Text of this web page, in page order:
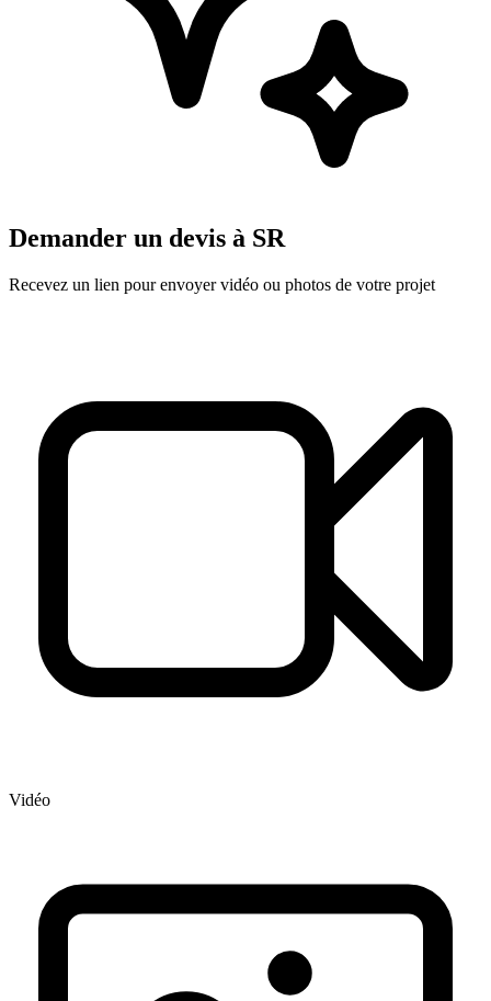
Demander un devis à SR
Recevez un lien pour envoyer vidéo ou photos de votre projet
Vidéo